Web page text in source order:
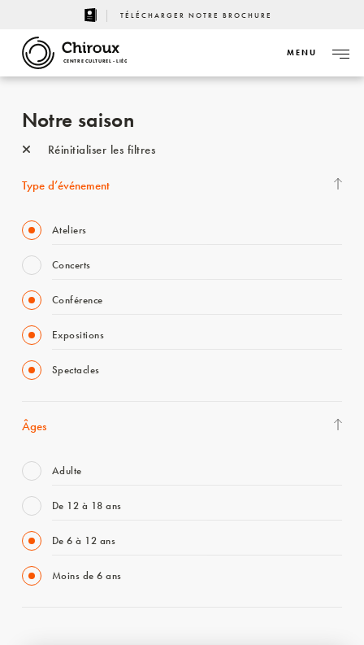
TÉLÉCHARGER NOTRE BROCHURE
CENTRE CULTUREL - LIÈGE
MENU
Notre saison
Réinitialiser les filtres
Type d’événement
Ateliers
Concerts
Conférence
Expositions
Spectacles
Âges
Adulte
De 12 à 18 ans
De 6 à 12 ans
Moins de 6 ans